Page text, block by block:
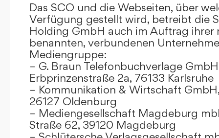
Das SCO und die Webseiten, über
Verfügung gestellt wird, betreibt die
Holding GmbH auch im Auftrag ihrer
benannten, verbundenen
Mediengruppe:
– G. Braun Telefonbuchverlage GmbH
Erbprinzenstraße 2a, 76133 Karlsruhe
– Kommunikation & Wirtschaft
26127 Oldenburg
– Mediengesellschaft Magdeburg
Straße 62, 39120 Magdeburg